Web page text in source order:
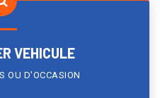
VEHICULE
OU D'OCCASION